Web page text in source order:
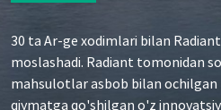
30 ta Ar-ge xodimlari bilan
moslashadi. Radiant tomonidan
mahsulotlar asbob bilan
qiymatga qo'shilgan o'z